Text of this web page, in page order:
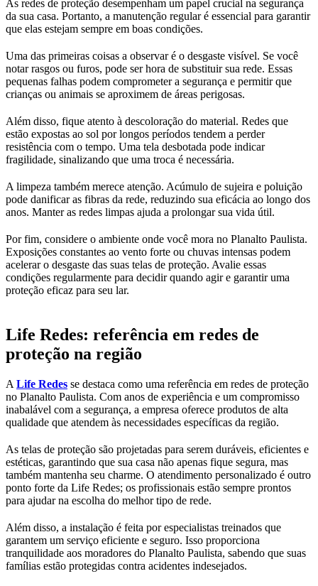
As redes de proteção desempenham um papel crucial na segurança
da sua casa. Portanto, a manutenção regular é essencial para garantir
que elas estejam sempre em boas condições.
Uma das primeiras coisas a observar é o desgaste visível. Se você
notar rasgos ou furos, pode ser hora de substituir sua rede. Essas
pequenas falhas podem comprometer a segurança e permitir que
crianças ou animais se aproximem de áreas perigosas.
Além disso, fique atento à descoloração do material. Redes que
estão expostas ao sol por longos períodos tendem a perder
resistência com o tempo. Uma tela desbotada pode indicar
fragilidade, sinalizando que uma troca é necessária.
A limpeza também merece atenção. Acúmulo de sujeira e poluição
pode danificar as fibras da rede, reduzindo sua eficácia ao longo dos
anos. Manter as redes limpas ajuda a prolongar sua vida útil.
Por fim, considere o ambiente onde você mora no Planalto Paulista.
Exposições constantes ao vento forte ou chuvas intensas podem
acelerar o desgaste das suas telas de proteção. Avalie essas
condições regularmente para decidir quando agir e garantir uma
proteção eficaz para seu lar.
Life Redes: referência em redes de
proteção na região
A Life Redes se destaca como uma referência em redes de proteção
no Planalto Paulista. Com anos de experiência e um compromisso
inabalável com a segurança, a empresa oferece produtos de alta
qualidade que atendem às necessidades específicas da região.
As telas de proteção são projetadas para serem duráveis, eficientes e
estéticas, garantindo que sua casa não apenas fique segura, mas
também mantenha seu charme. O atendimento personalizado é outro
ponto forte da Life Redes; os profissionais estão sempre prontos
para ajudar na escolha do melhor tipo de rede.
Além disso, a instalação é feita por especialistas treinados que
garantem um serviço eficiente e seguro. Isso proporciona
tranquilidade aos moradores do Planalto Paulista, sabendo que suas
famílias estão protegidas contra acidentes indesejados.